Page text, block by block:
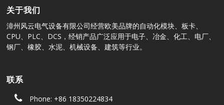
关于我们
漳州风云电气设备有限公司经营欧美品牌的自动化模块、板卡、
CPU、PLC、DCS，经销产品广泛应用于电子、冶金、化工、电厂、
钢厂、橡胶、水泥、机械设备、建筑等行业。
联系
Phone: +86 18350224834